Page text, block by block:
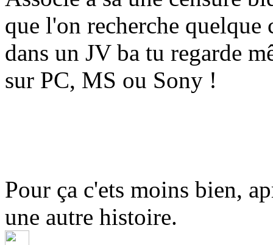
que l'on recherche quelque
dans un JV ba tu regarde
sur PC, MS ou Sony !
Pour ça c'ets moins bien,
une autre histoire.